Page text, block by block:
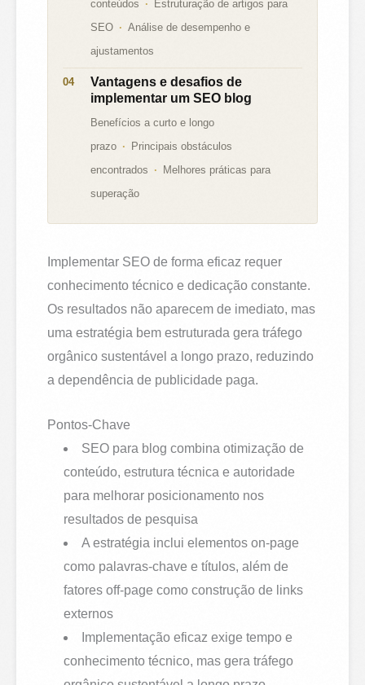
conteúdos
Estruturação de artigos para
SEO
Análise de desempenho e
ajustamentos
Vantagens e desafios de
implementar um SEO blog
Benefícios a curto e longo
prazo
Principais obstáculos
encontrados
Melhores práticas para
superação
Implementar SEO de forma eficaz requer
conhecimento técnico e dedicação constante.
Os resultados não aparecem de imediato, mas
uma estratégia bem estruturada gera tráfego
orgânico sustentável a longo prazo, reduzindo
a dependência de publicidade paga.
Pontos-Chave
SEO para blog combina otimização de
conteúdo, estrutura técnica e autoridade
para melhorar posicionamento nos
resultados de pesquisa
A estratégia inclui elementos on-page
como palavras-chave e títulos, além de
fatores off-page como construção de links
externos
Implementação eficaz exige tempo e
conhecimento técnico, mas gera tráfego